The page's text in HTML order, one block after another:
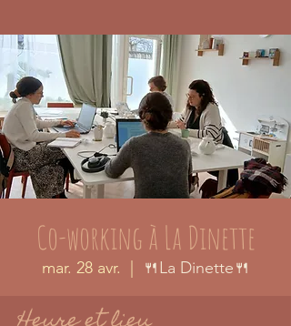
Co-working à La Dinette
mar. 28 avr. 🍴La Dinette🍴